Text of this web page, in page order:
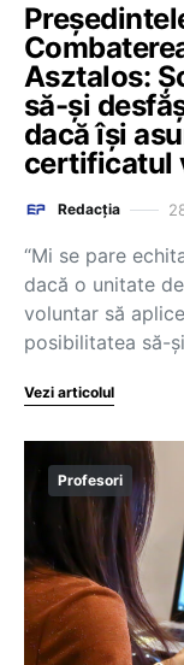
Asztalos:
să-și
dacă își
certificatul
Redacția
“Mi se pare
dacă o unitate
voluntar să
posibilitatea să-
Vezi articolul
Profesori